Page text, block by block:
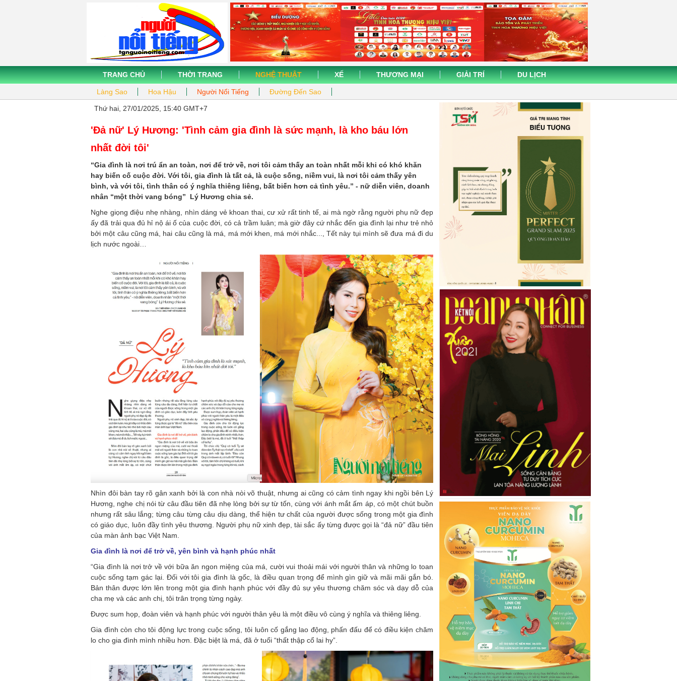
TRANG CHỦ THỜI TRANG NGHỆ THUẬT
Làng Sao Hoa Hậu Người Nổi Tiếng Đường Đến Sao
XẾ THƯƠNG MẠI GIẢI TRÍ DU LỊCH
Thứ hai, 27/01/2025, 15:40 GMT+7
'Đả nữ' Lý Hương: 'Tình cảm gia đình là sức mạnh, là kho báu lớn
nhất đời tôi'
“Gia đình là nơi trú ẩn an toàn, nơi để trở về, nơi tôi cảm thấy an toàn nhất mỗi khi có khó khăn
hay biến cố cuộc đời. Với tôi, gia đình là tất cả, là cuộc sống, niềm vui, là nơi tôi cảm thấy yên
bình, và với tôi, tình thân có ý nghĩa thiêng liêng, bất biến hơn cả tình yêu.” - nữ diễn viên, doanh
nhân “một thời vang bóng” Lý Hương chia sẻ.
Nghe giọng điệu nhẹ nhàng, nhìn dáng vẻ khoan thai, cư xử rất tinh tế, ai mà ngờ rằng người phụ nữ đẹp
ấy đã trải qua đủ hỉ nộ ái ố của cuộc đời, có cả trầm luân; mà giờ đây cứ nhắc đến gia đình lại như trẻ nhỏ
bởi một câu cũng má, hai câu cũng là má, má mới khen, má mới nhắc..., Tết này tụi mình sẽ đưa má đi du
lịch nước ngoài…
Nhìn đôi bàn tay rõ gân xanh bởi là con nhà nòi võ thuật, nhưng ai cũng có cảm tình ngay khi ngồi bên Lý
Hương, nghe chị nói từ câu đầu tiên đã nhẹ lòng bởi sự từ tốn, cùng với ánh mắt ấm áp, có một chút buồn
nhưng rất sâu lắng; từng câu từng câu dịu dàng, thể hiện tư chất của người được sống trong một gia đình
có giáo dục, luôn đầy tình yêu thương. Người phụ nữ xinh đẹp, tài sắc ấy từng được gọi là “đả nữ” đầu tiên
của màn ảnh bạc Việt Nam.
Gia đình là nơi để trở về, yên bình và hạnh phúc nhất
“Gia đình là nơi trở về với bữa ăn ngon miệng của má, cười vui thoải mái với người thân và những lo toan
cuộc sống tạm gác lại. Đối với tôi gia đình là gốc, là điều quan trọng để mình gìn giữ và mãi mãi gắn bó.
Bản thân được lớn lên trong một gia đình hạnh phúc với đầy đủ sự yêu thương chăm sóc và dạy dỗ của
cha mẹ và các anh chị, tôi trân trọng từng ngày.
Được sum họp, đoàn viên và hạnh phúc với người thân yêu là một điều vô cùng ý nghĩa và thiêng liêng.
Gia đình còn cho tôi động lực trong cuộc sống, tôi luôn cố gắng lao động, phấn đấu để có điều kiện chăm
lo cho gia đình mình nhiều hơn. Đặc biệt là má, đã ở tuổi “thất thập cổ lai hy”.